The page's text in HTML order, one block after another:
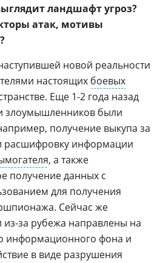
ландшафт угроз?
атак, мотивы
новой реальности
настоящих боевых
Еще 1-2 года назад
злоумышленников были
получение выкупа за
расшифровку информации
, а также
получение данных с
для получения
Сейчас же
из-за рубежа направлены на
информационного фона и
в виде разрушения